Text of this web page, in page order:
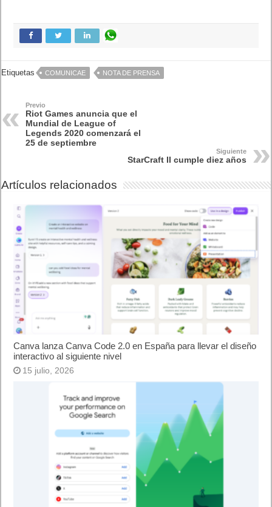
Etiquetas COMUNICAE NOTA DE PRENSA
Previo
Riot Games anuncia que el
Mundial de League of
Legends 2020 comenzará el
25 de septiembre
Siguiente
StarCraft II cumple diez años
Artículos relacionados
Canva lanza Canva Code 2.0 en España para llevar el diseño
interactivo al siguiente nivel
15 julio, 2026